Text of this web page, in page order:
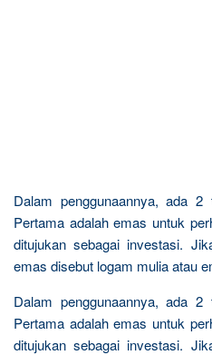
Dalam penggunaannya, ada
Pertama adalah emas untuk
ditujukan sebagai investasi.
emas disebut logam mulia atau
Dalam penggunaannya, ada
Pertama adalah emas untuk
ditujukan sebagai investasi.